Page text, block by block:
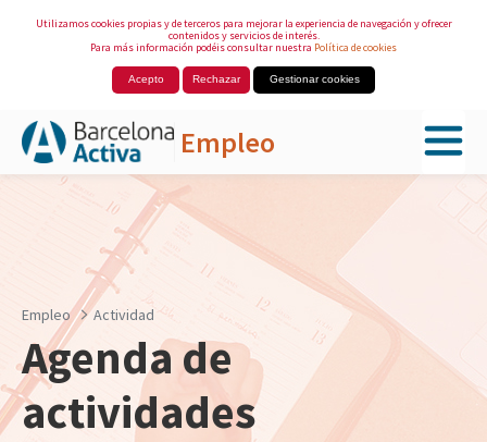
Utilizamos cookies propias y de terceros para mejorar la experiencia de navegación y ofrecer
contenidos y servicios de interés.
Para más información podéis consultar nuestra Política de cookies
Acepto Rechazar Gestionar cookies
Empleo
Saltar al contenido principal
Empleo Actividad
Agenda de
actividades